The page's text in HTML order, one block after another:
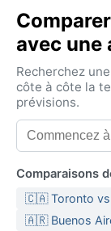
Le climat de
océanique
avec des
juillet, tandis
rigoureux, le
janvier. Les
l’année, avec
descendant
en automne,
avec une
Recherchez
côte à côte la
prévisions.
Comparaisons
🇨🇦 Toronto
🇦🇷 Buenos